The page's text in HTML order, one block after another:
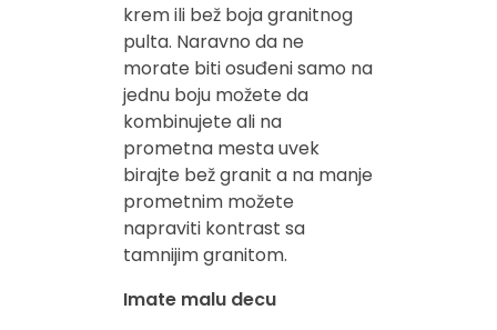
krem ili bež boja granitnog
pulta. Naravno da ne
morate biti osuđeni samo na
jednu boju možete da
kombinujete ali na
prometna mesta uvek
birajte bež granit a na manje
prometnim možete
napraviti kontrast sa
tamnijim granitom.
Imate malu decu